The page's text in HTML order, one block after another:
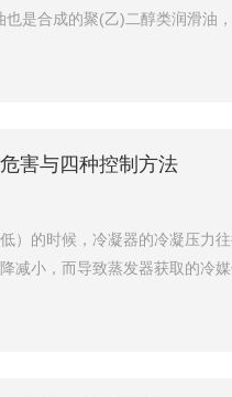
是合成的聚(乙)二醇类润滑油，
可用于HFC类、烃类及氨作为制
面的作用为卸载机构提供液压的
度：冷冻机油的粘度除了要...
害与四种控制方法
）的时候，冷凝器的冷凝压力
减小，而导致蒸发器获取的冷
排气压力（冷凝压力）在冬季（